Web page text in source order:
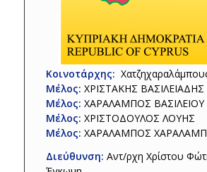
Κοινοτάρχης:
Μέλος: ΧΡΙΣΤΑΚΗΣ ΒΑΣΙΛΕΙΑΔΗΣ
Μέλος: ΧΑΡΑΛΑΜΠΟΣ ΒΑΣΙΛΕΙΟΥ
Μέλος: ΧΡΙΣΤΟΔΟΥΛΟΣ ΛΟΥΗΣ
Μέλος: ΧΑΡΑΛΑΜΠΟΣ
Διεύθυνση: Αντ/ρχη Χρίστου